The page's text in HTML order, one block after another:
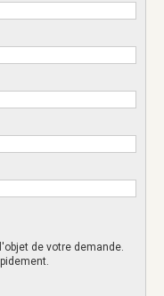
de votre demande.